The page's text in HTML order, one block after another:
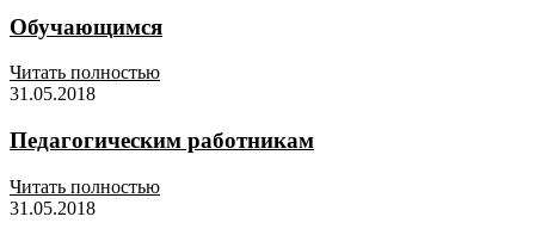
Обучающимся
Читать полностью
31.05.2018
Педагогическим работникам
Читать полностью
31.05.2018